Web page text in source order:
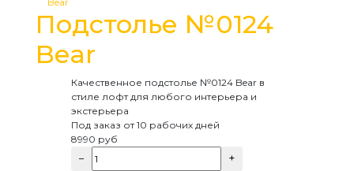
Подстолье №0124
Bear
Качественное подстолье №0124 Bear в
стиле лофт для любого интерьера и
экстерьера
Под заказ от 10 рабочих дней
8990 руб
− +